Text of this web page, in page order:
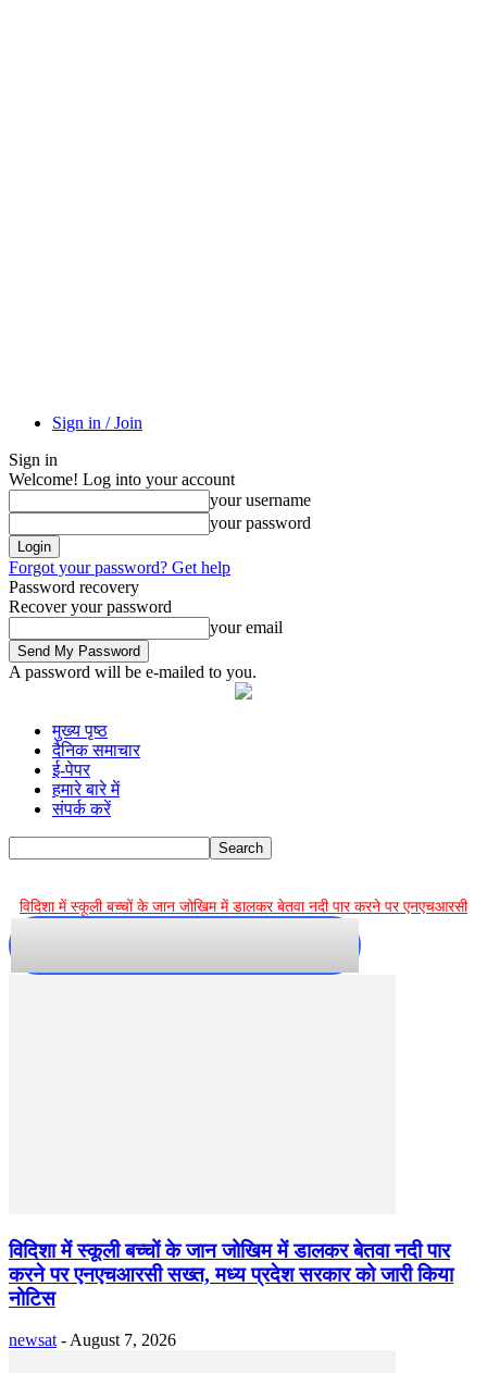
Sign in / Join
Sign in
Welcome! Log into your account
your username
your password
Forgot your password? Get help
Password recovery
Recover your password
your email
A password will be e-mailed to you.
मुख्य पृष्ठ
दैनिक समाचार
ई-पेपर
हमारे बारे में
संपर्क करें
विदिशा में स्कूली बच्चों के जान जोखिम में डालकर बेतवा नदी पार करने पर एनएचआरसी
विदिशा में स्कूली बच्चों के जान जोखिम में डालकर बेतवा नदी पार
करने पर एनएचआरसी सख्त, मध्य प्रदेश सरकार को जारी किया
नोटिस
newsat -August 7, 2026